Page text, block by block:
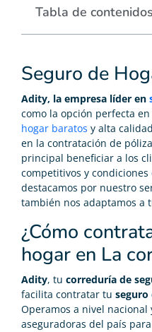
Seguro de
Adity, la empresa líder en
como la opción perfecta
hogar baratos y alta
en la contratación de
principal beneficiar a los
competitivos y
destacamos por nuestro
también nos adaptamos a
¿Cómo
hogar en La
Adity, tu correduría de
facilita contratar tu seguro
Operamos a nivel
aseguradoras del país
Tabla de contenidos